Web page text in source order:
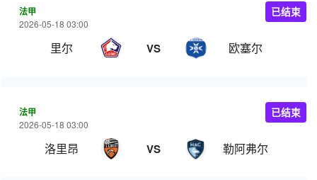
法甲
2026-05-18 03:00
里尔 VS 欧塞尔
已结束
法甲
2026-05-18 03:00
洛里昂 VS 勒阿弗尔
已结束